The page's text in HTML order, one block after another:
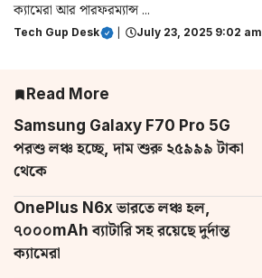
ক্যামেরা আর পারফরম্যান্স ...
Tech Gup Desk July 23, 2025 9:02 am
Read More
Samsung Galaxy F70 Pro 5G
পরশু লঞ্চ হচ্ছে, দাম শুরু ২৫৯৯৯ টাকা
থেকে
OnePlus N6x ভারতে লঞ্চ হল,
৭০০০mAh ব্যাটারি সহ রয়েছে দুর্দান্ত
ক্যামেরা